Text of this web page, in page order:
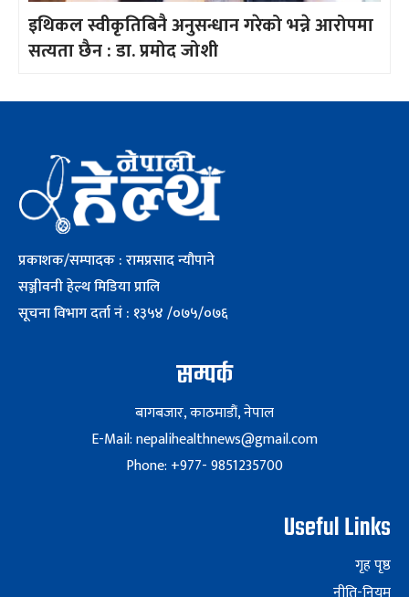
इथिकल स्वीकृतिबिनै अनुसन्धान गरेको भन्ने आरोपमा
सत्यता छैन : डा. प्रमोद जोशी
प्रकाशक/सम्पादक : रामप्रसाद न्यौपाने
सञ्जीवनी हेल्थ मिडिया प्रालि
सूचना विभाग दर्ता नं : १३५४ /०७५/०७६
सम्पर्क
बागबजार, काठमाडौं, नेपाल
E-Mail: nepalihealthnews@gmail.com
Phone: +977- 9851235700
Useful Links
गृह पृष्ठ